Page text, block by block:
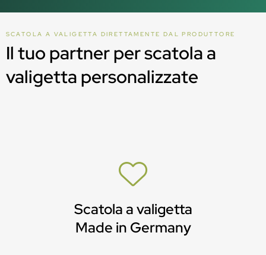
SCATOLA A VALIGETTA DIRETTAMENTE DAL PRODUTTORE
Il tuo partner per scatola a
valigetta personalizzate
Scatola a valigetta
Made in Germany